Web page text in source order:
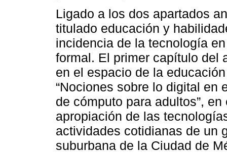
Ligado a los dos apartados
titulado educación y
incidencia de la tecnología
formal. El primer capítulo del
en el espacio de la
“Nociones sobre lo digital en
de cómputo para adultos”,
apropiación de las
actividades cotidianas de un
suburbana de la Ciudad de